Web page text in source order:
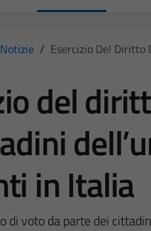
Notizie / Esercizio Del Diritto
del
in Italia
di voto da parte dei